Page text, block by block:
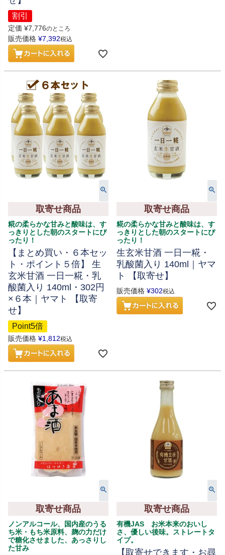
割引
定価 ¥7,776のところ
販売価格 ¥7,392税込
取寄せ商品
糀の柔らかな甘みと酸味は、す
っきりとした朝のスタートにぴ
ったり！
【まとめ買い・６本セッ
ト・ポイント５倍】 生
玄米甘酒 一日一糀・乳
酸菌入り 140ml・302円
×６本｜ヤマト 【取寄
せ】
Point5倍
販売価格 ¥1,812税込
取寄せ商品
糀の柔らかな甘みと酸味は、す
っきりとした朝のスタートにぴ
ったり！
生玄米甘酒 一日一糀・
乳酸菌入り 140ml｜ヤマ
ト 【取寄せ】
販売価格 ¥302税込
取寄せ商品
ノンアルコール、国内産のうる
ち米・もち米原料、麹の力だけ
で糖化させました、あっさりし
た甘み
取寄せ商品
有機JAS お米本来のおいし
さ、優しい後味。ストレートタ
イプ。
【取寄せできます・お尋